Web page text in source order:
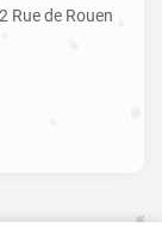
Rue de Rouen